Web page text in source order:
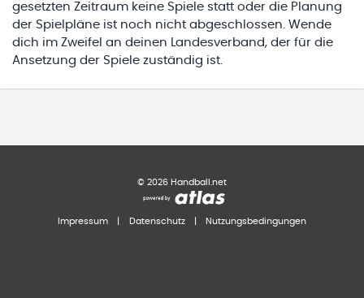
gesetzten Zeitraum keine Spiele statt oder die Planung
der Spielpläne ist noch nicht abgeschlossen. Wende
dich im Zweifel an deinen Landesverband, der für die
Ansetzung der Spiele zuständig ist.
© 2026 Handball.net
Impressum Datenschutz Nutzungsbedingungen